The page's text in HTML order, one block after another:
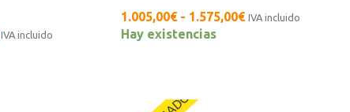
IVA incluido
1.005,00€ - 1.575,00€ IVA incluido
Hay existencias